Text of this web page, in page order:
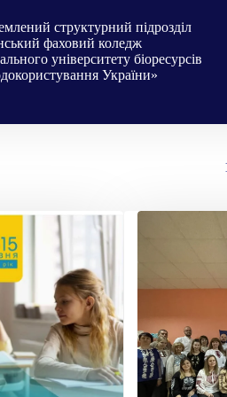
структурний підрозділ
фаховий коледж
університету біоресурсів
України»